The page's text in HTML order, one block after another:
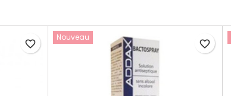
favorite_border
Nouveau
favorite_border